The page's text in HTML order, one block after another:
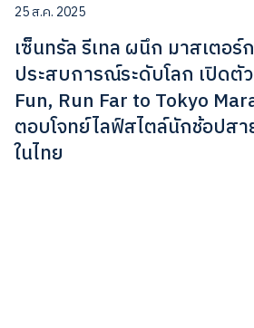
25 ส.ค. 2025
เซ็นทรัล รีเทล ผนึก มาสเตอร์
ประสบการณ์ระดับโลก เปิด
Fun, Run Far to Tokyo
ตอบโจทย์ไลฟ์สไตล์นักช้อปสา
ในไทย